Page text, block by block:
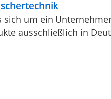
sich um ein
ausschließlich in